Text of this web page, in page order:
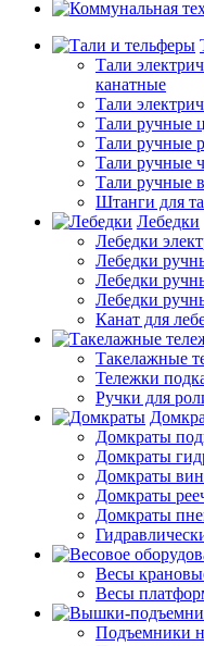
Тали
канатные
Тали
Тали ручные
Тали ручные
Тали ручные
Тали ручные
Штанги для
Лебедки
Лебедки
Лебедки
Лебедки
Лебедки
Канат для
Такелажные
Тележки
Ручки для
Домкраты
Домкраты
Домкраты
Домкраты
Домкраты
Весы
Весы
Подъемники